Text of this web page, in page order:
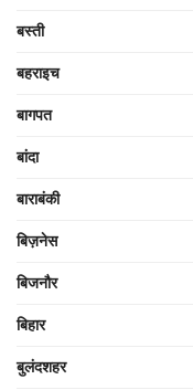
बस्ती
बहराइच
बागपत
बांदा
बाराबंकी
बिज़नेस
बिजनौर
बिहार
बुलंदशहर